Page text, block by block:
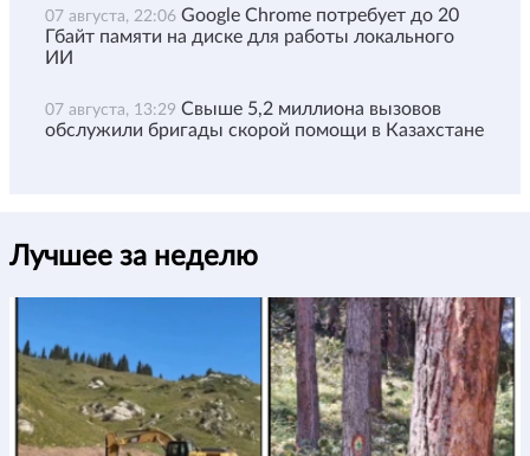
07 августа, 22:06 Google Chrome потребует до 20
Гбайт памяти на диске для работы локального
ИИ
07 августа, 13:29 Свыше 5,2 миллиона вызовов
обслужили бригады скорой помощи в Казахстане
Лучшее за неделю